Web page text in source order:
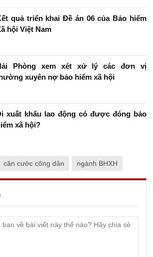
quả triển khai Đề án 06 của Bảo hiểm
hội Việt Nam
Phòng xem xét xử lý các đơn vị
xuyên nợ bảo hiểm xã hội
xuất khẩu lao động có được đóng bảo
xã hội?
căn cước công dân ngành BHXH